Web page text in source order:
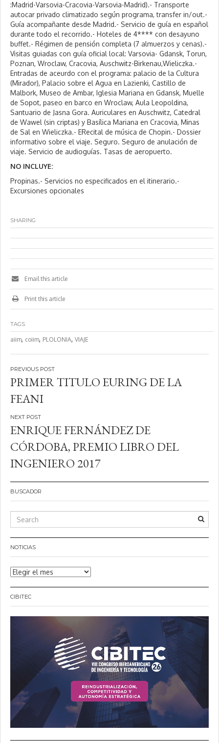
:Madrid-Varsovia-Cracovia-Varsovia-Madrid).- Transporte
autocar privado climatizado según programa, transfer in/out.-
Guía acompañante desde Madrid.- Servicio de guía en español
durante todo el recorrido.- Hoteles de 4**** con desayuno
buffet.- Régimen de pensión completa (7 almuerzos y cenas).-
Visitas guiadas con guía oficial local: Varsovia- Gdansk, Torun,
Poznan, Wroclaw, Cracovia, Auschwitz-Birkenau,Wieliczka.-
Entradas de aceurdo con el programa: palacio de la Cultura
(Mirador), Palacio sobre el Agua en Lazienki, Castillo de
Malbork, Museo de Ambar, Iglesia Mariana en Gdansk, Muelle
de Sopot, paseo en barco en Wroclaw, Aula Leopoldina,
Santuario de Jasna Gora. Auriculares en Auschwitz, Catedral
de Wawel (sin criptas) y Basílica Mariana en Cracovia, Minas
de Sal en Wieliczka.- ERecital de música de Chopin.- Dossier
informativo sobre el viaje. Seguro. Seguro de anulación de
viaje. Servicio de audioguías. Tasas de aeropuerto.
NO INCLUYE:
Propinas.- Servicios no especificados en el itinerario.-
Excursiones opcionales
SHARING
Email this article
Print this article
TAGS
aiim, coiim, PLOLONIA, VIAJE
Navegación
de
entradas
PRIMER TITULO EURING DE LA
FEANI
ENRIQUE FERNÁNDEZ DE
CÓRDOBA, PREMIO LIBRO DEL
INGENIERO 2017
BUSCADOR
NOTICIAS
Noticias
CIBITEC